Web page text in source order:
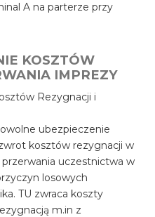
A na parterze przy
KOSZTÓW
IMPREZY
Rezygnacji i
ubezpieczenie
kosztów rezygnacji w
uczestnictwa w
losowych
TU zwraca koszty
m.in z